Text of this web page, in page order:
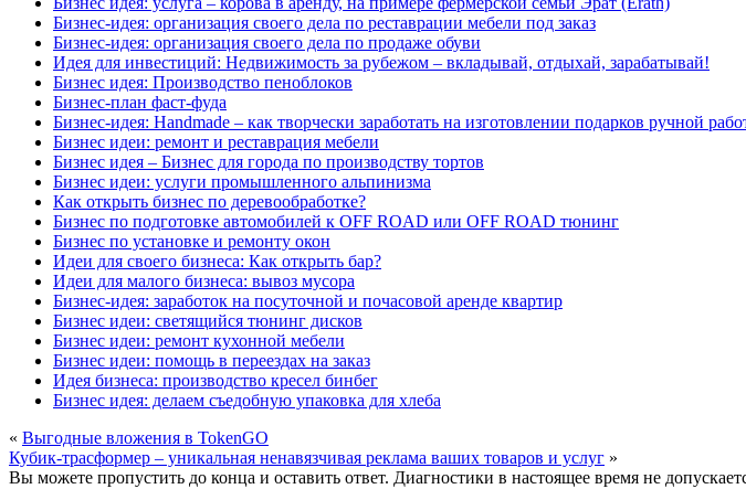
Бизнес-идея: организация своего дела по реставрации мебели под заказ
Бизнес-идея: организация своего дела по продаже обуви
Идея для инвестиций: Недвижимость за рубежом – вкладывай, отдыхай, зарабатывай!
Бизнес идея: Производство пеноблоков
Бизнес-план фаст-фуда
Бизнес-идея: Handmade – как творчески заработать на изготовлении подарков ручной
Бизнес идеи: ремонт и реставрация мебели
Бизнес идея – Бизнес для города по производству тортов
Бизнес идеи: услуги промышленного альпинизма
Как открыть бизнес по деревообработке?
Бизнес по подготовке автомобилей к OFF ROAD или OFF ROAD тюнинг
Бизнес по установке и ремонту окон
Идеи для своего бизнеса: Как открыть бар?
Идеи для малого бизнеса: вывоз мусора
Бизнес-идея: заработок на посуточной и почасовой аренде квартир
Бизнес идеи: светящийся тюнинг дисков
Бизнес идеи: ремонт кухонной мебели
Бизнес идеи: помощь в переездах на заказ
Идея бизнеса: производство кресел бинбег
Бизнес идея: делаем съедобную упаковка для хлеба
« Выгодные вложения в TokenGO
Кубик-трасформер – уникальная ненавязчивая реклама ваших товаров и услуг »
Вы можете пропустить до конца и оставить ответ. Диагностики в настоящее время не